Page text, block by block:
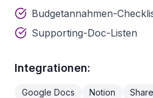
Budgetannahmen-
Supporting-Doc-Listen
Integrationen:
Google Docs Notion